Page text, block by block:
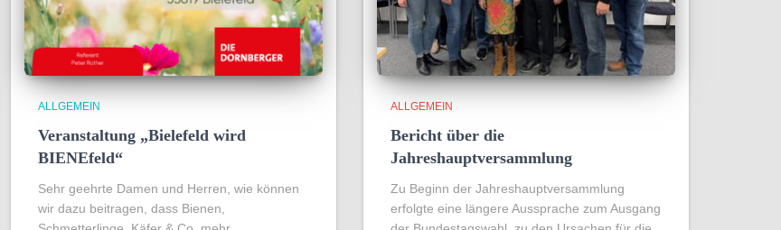
ALLGEMEIN
Veranstaltung „Bielefeld wird
BIENEfeld“
Sehr geehrte Damen und Herren, wie können
wir dazu beitragen, dass Bienen,
ALLGEMEIN
Bericht über die
Jahreshauptversammlung
Zu Beginn der Jahreshauptversammlung
erfolgte eine längere Aussprache zum Ausgang